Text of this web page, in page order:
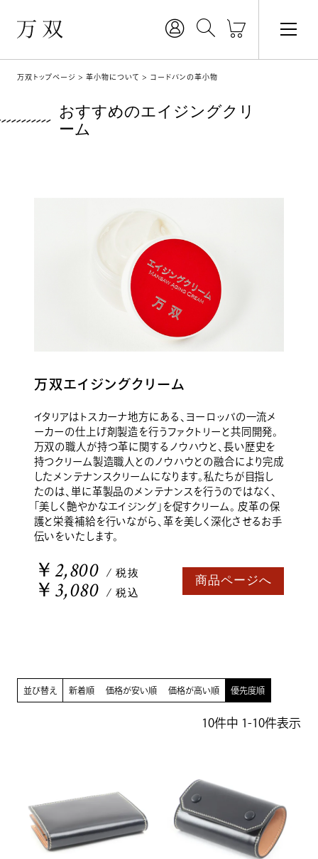
万双トップページ 革小物について コードバンの革小物
おすすめのエイジングクリ
ーム
万双エイジングクリーム
イタリアはトスカーナ地方にある、ヨーロッパの一流メ
ーカーの仕上げ剤製造を行うファクトリーと共同開発。
万双の職人が持つ革に関するノウハウと、長い歴史を
持つクリーム製造職人とのノウハウとの融合により完成
したメンテナンスクリームになります。私たちが目指し
たのは、単に革製品のメンテナンスを行うのではなく、
「美しく艶やかなエイジング」を促すクリーム。 皮革の保
護と栄養補給を行いながら、革を美しく深化させるお手
伝いをいたします。
￥2,800 / 税抜
￥3,080 / 税込
商品ページへ
並び替え 新着順 価格が安い順 価格が高い順 優先度順
10件中 1-10件表示